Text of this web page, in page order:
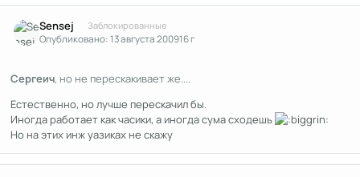
Sensej Заблокированные
Опубликовано:13 августа 200916 г
Сергеич, но не перескакивает же....
Естественно, но лучше перескачил бы.
Иногда работает как часики, а иногда сума сходешь
Но на этих инж уазиках не скажу